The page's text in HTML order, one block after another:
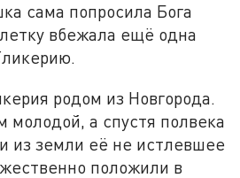
сама попросила Бога
вбежала ещё одна
родом из Новгорода.
молодой, а спустя полвека
из земли её не истлевшее
положили в